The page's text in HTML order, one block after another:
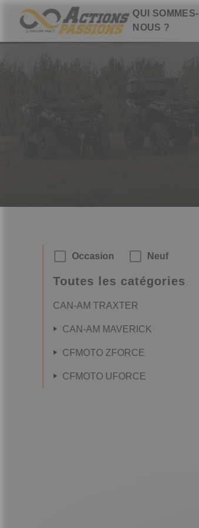
QUI SOMMES-
NOUS ?
Occasion Neuf
Toutes les catégories
CAN-AM TRAXTER
CAN-AM MAVERICK
CFMOTO ZFORCE
CFMOTO UFORCE
Panneau de gestion des cookies